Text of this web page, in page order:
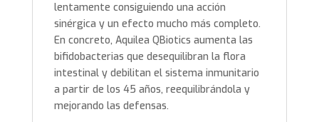
lentamente consiguiendo una acción
sinérgica y un efecto mucho más completo.
En concreto, Aquilea QBiotics aumenta las
bifidobacterias que desequilibran la flora
intestinal y debilitan el sistema inmunitario
a partir de los 45 años, reequilibrándola y
mejorando las defensas.